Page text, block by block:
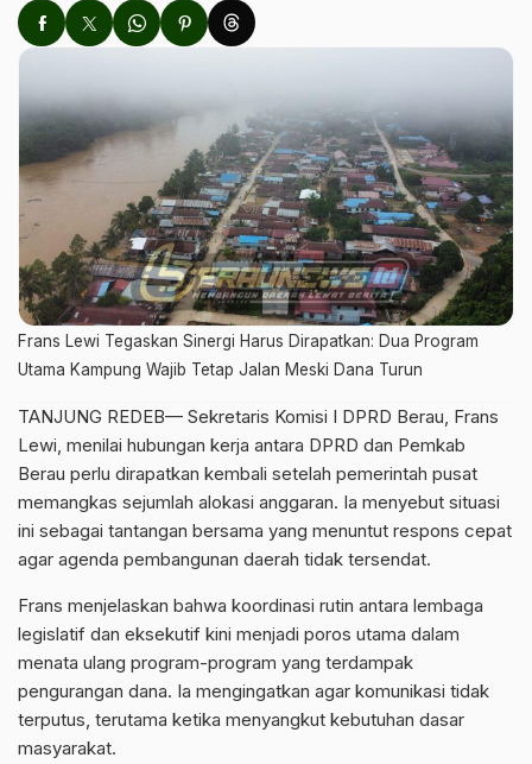
Frans Lewi Tegaskan Sinergi Harus Dirapatkan: Dua Program
Utama Kampung Wajib Tetap Jalan Meski Dana Turun
TANJUNG REDEB— Sekretaris Komisi I DPRD Berau, Frans
Lewi, menilai hubungan kerja antara DPRD dan Pemkab
Berau perlu dirapatkan kembali setelah pemerintah pusat
memangkas sejumlah alokasi anggaran. Ia menyebut situasi
ini sebagai tantangan bersama yang menuntut respons cepat
agar agenda pembangunan daerah tidak tersendat.
Frans menjelaskan bahwa koordinasi rutin antara lembaga
legislatif dan eksekutif kini menjadi poros utama dalam
menata ulang program-program yang terdampak
pengurangan dana. Ia mengingatkan agar komunikasi tidak
terputus, terutama ketika menyangkut kebutuhan dasar
masyarakat.